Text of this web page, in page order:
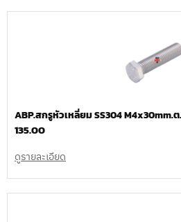
ABP.สกรูหัวเหลี่ยม SS304 M4x30mm.ต.
135.00
ดูรายละเอียด